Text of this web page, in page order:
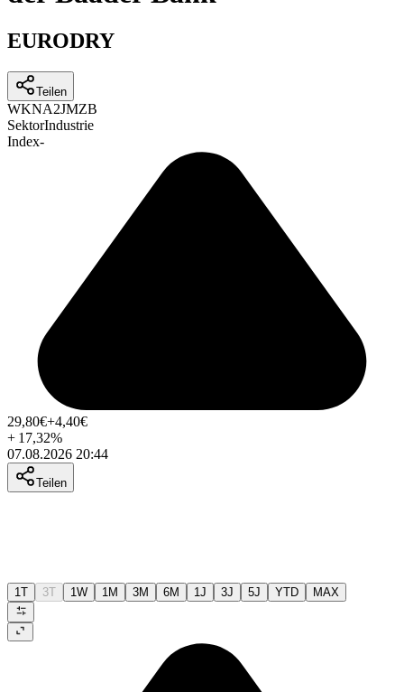
EURODRY
Teilen
WKNA2JMZB
SektorIndustrie
Index-
29,80€+4,40€
+ 17,32%
07.08.2026 20:44
Teilen
1T 3T 1W 1M 3M 6M 1J 3J 5J YTD MAX